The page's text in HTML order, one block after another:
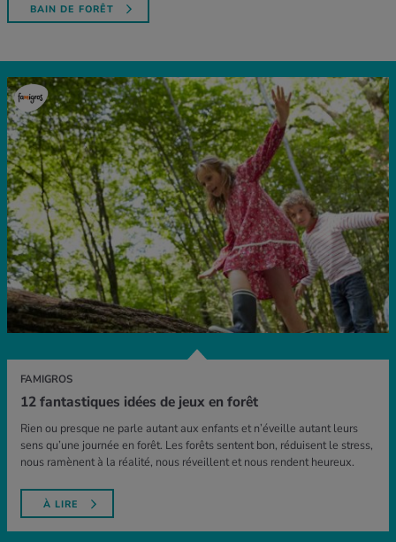
BAIN DE FORÊT
FAMIGROS
12 fantastiques idées de jeux en forêt
Rien ou presque ne parle autant aux enfants et n’éveille autant leurs
sens qu’une journée en forêt. Les forêts sentent bon, réduisent le stress,
nous ramènent à la réalité, nous réveillent et nous rendent heureux.
À LIRE